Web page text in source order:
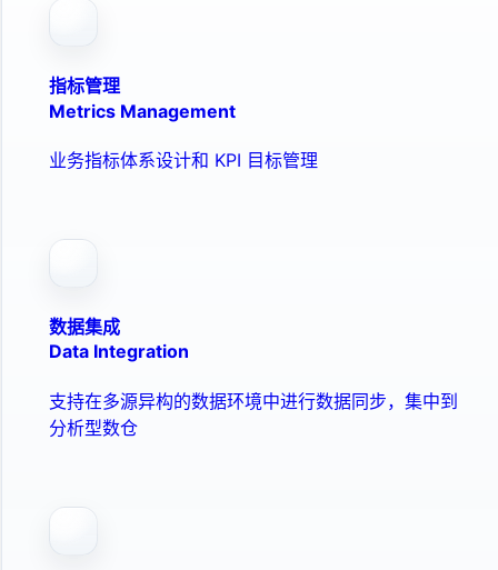
指标管理
Metrics Management
业务指标体系设计和 KPI 目标管理
数据集成
Data Integration
支持在多源异构的数据环境中进行数据同步，集中到
分析型数仓